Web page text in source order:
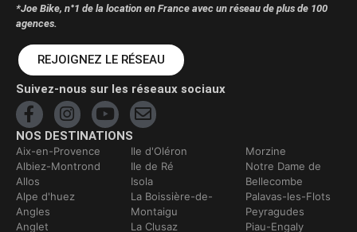
*Joe Bike, n°1 de la location en France avec un réseau de plus de 100
agences.
REJOIGNEZ LE RÉSEAU
Suivez-nous sur les réseaux sociaux
NOS DESTINATIONS
Aix-en-Provence
Albiez-Montrond
Allos
Alpe d'huez
Angles
Anglet
Ile d'Oléron
Ile de Ré
Isola
La Boissière-de-
Montaigu
La Clusaz
Morzine
Notre Dame de
Bellecombe
Palavas-les-Flots
Peyragudes
Piau-Engaly